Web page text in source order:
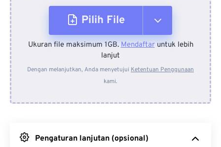
Pilih File
Dari Perangkat
Dari Dropbox
Ukuran file maksimum 1GB.Mendaftaruntuk lebih
lanjut
Dengan melanjutkan, Anda menyetujui Ketentuan Penggunaan
kami.
Pengaturan lanjutan (opsional)